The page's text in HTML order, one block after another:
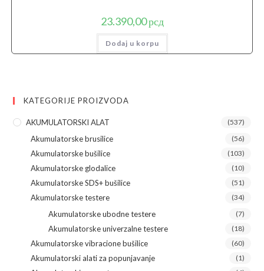
23.390,00рсд
Dodaj u korpu
KATEGORIJE PROIZVODA
AKUMULATORSKI ALAT (537)
Akumulatorske brusilice (56)
Akumulatorske bušilice (103)
Akumulatorske glodalice (10)
Akumulatorske SDS+ bušilice (51)
Akumulatorske testere (34)
Akumulatorske ubodne testere (7)
Akumulatorske univerzalne testere (18)
Akumulatorske vibracione bušilice (60)
Akumulatorski alati za popunjavanje (1)